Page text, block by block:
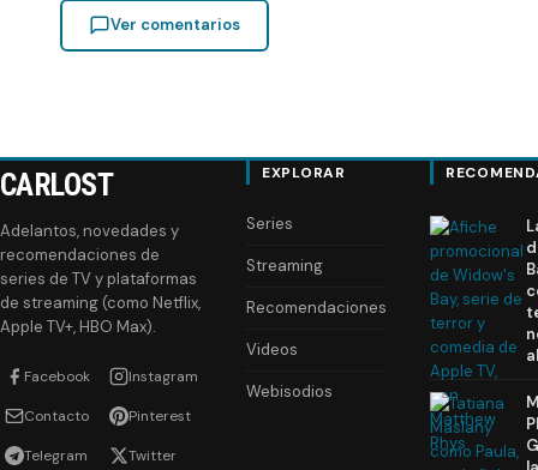
Ver comentarios
CARLOST
Adelantos, novedades y
recomendaciones de
series de TV y plataformas
de streaming (como Netflix,
Apple TV+, HBO Max).
Facebook Instagram
Contacto Pinterest
Telegram Twitter
EXPLORAR
Series
Streaming
Recomendaciones
Videos
Webisodios